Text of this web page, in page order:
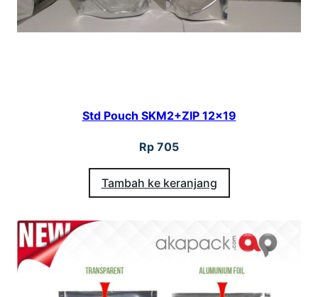
Std Pouch SKM2+ZIP 12×19
Rp 705
Tambah ke keranjang